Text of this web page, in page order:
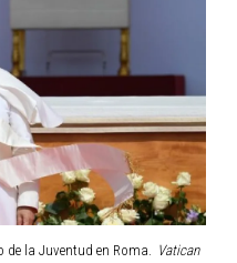
la Juventud en Roma.
Vatican